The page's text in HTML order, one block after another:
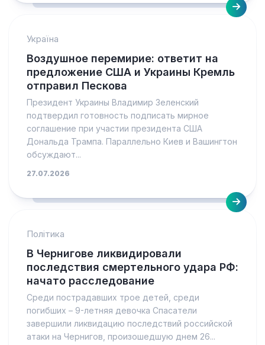
Україна
Воздушное перемирие: ответит на
предложение США и Украины Кремль
отправил Пескова
Президент Украины Владимир Зеленский
подтвердил готовность подписать мирное
соглашение при участии президента США
Дональда Трампа. Параллельно Киев и Вашингтон
обсуждают...
27.07.2026
Політика
В Чернигове ликвидировали
последствия смертельного удара РФ:
начато расследование
Среди пострадавших трое детей, среди
погибших – 9-летняя девочка Спасатели
завершили ликвидацию последствий российской
атаки на Чернигов, произошедшую днем 26...